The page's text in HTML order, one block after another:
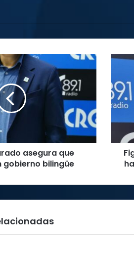
asegura que
gobierno bilingüe
no
se
de
haber
votado
por
Carlos